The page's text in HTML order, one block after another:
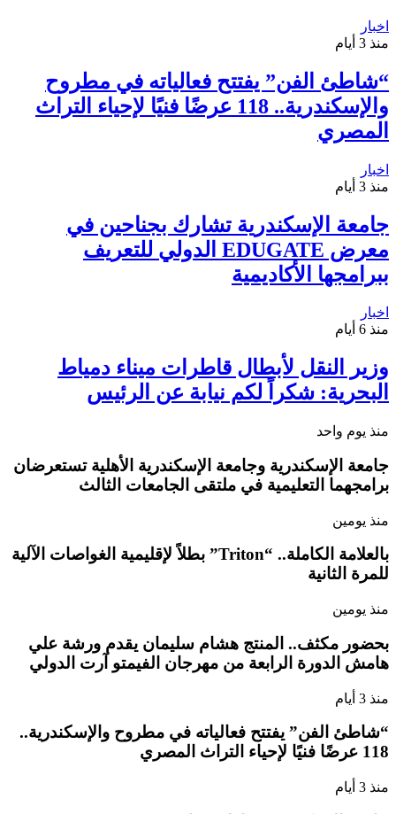
اخبار
منذ 3 أيام
“شاطئ الفن” يفتتح فعالياته في مطروح
والإسكندرية.. 118 عرضًا فنيًا لإحياء التراث
المصري
اخبار
منذ 3 أيام
جامعة الإسكندرية تشارك بجناحين في
معرض EDUGATE الدولي للتعريف
ببرامجها الأكاديمية
اخبار
منذ 6 أيام
وزير النقل لأبطال قاطرات ميناء دمياط
البحرية: شكراً لكم نيابة عن الرئيس
منذ يوم واحد
جامعة الإسكندرية وجامعة الإسكندرية الأهلية تستعرضان
برامجهما التعليمية في ملتقى الجامعات الثالث
منذ يومين
بالعلامة الكاملة.. “Triton” بطلاً لإقليمية الغواصات الآلية
للمرة الثانية
منذ يومين
بحضور مكثف.. المنتج هشام سليمان يقدم ورشة علي
هامش الدورة الرابعة من مهرجان الفيمتو آرت الدولي
منذ 3 أيام
“شاطئ الفن” يفتتح فعالياته في مطروح والإسكندرية..
118 عرضًا فنيًا لإحياء التراث المصري
منذ 3 أيام